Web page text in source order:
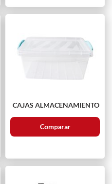
CAJAS ALMACENAMIENTO
Comparar